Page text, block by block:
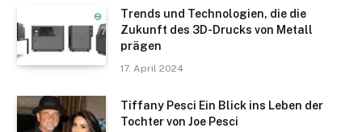
Trends und Technologien, die die
Zukunft des 3D-Drucks von Metall
prägen
17. April 2024
Tiffany Pesci Ein Blick ins Leben der
Tochter von Joe Pesci